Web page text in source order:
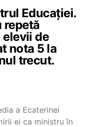
Educației.
repetă
de
nota 5 la
trecut.
a Ecaterinei
ei ca ministru în